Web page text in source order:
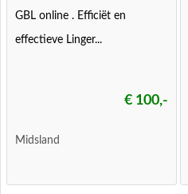
GBL online . Efficiët en
effectieve Linger...
€ 100,-
Midsland